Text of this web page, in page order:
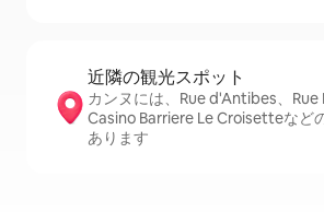
近隣の観光ス⁠ポ⁠ッ⁠ト
カンヌには、Rue d'Antibes、Rue
Casino Barriere Le Croisetteなど
あります